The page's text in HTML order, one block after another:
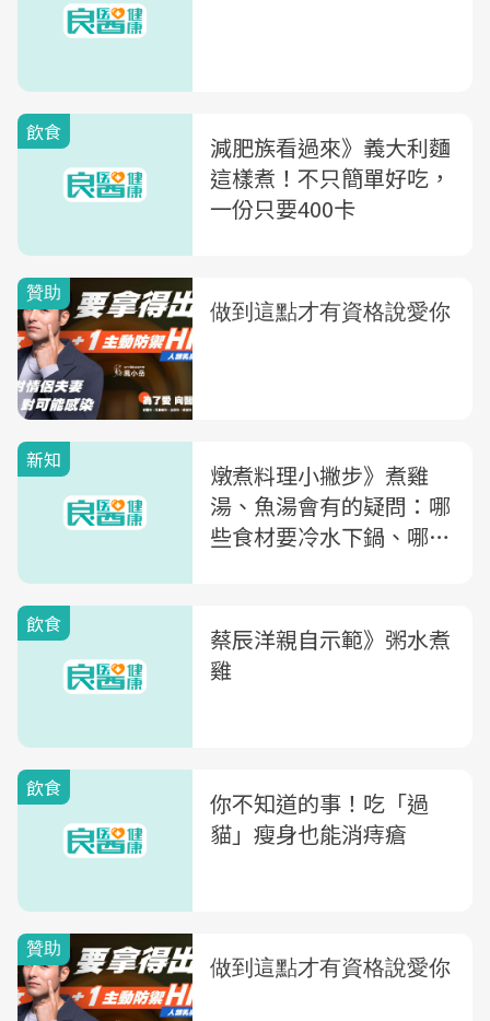
飲食
減肥族看過來》義大利麵
這樣煮！不只簡單好吃，
一份只要400卡
新知
燉煮料理小撇步》煮雞
湯、魚湯會有的疑問：哪
些食材要冷水下鍋、哪些
飲食
蔡辰洋親自示範》粥水煮
雞
飲食
你不知道的事！吃「過
貓」瘦身也能消痔瘡